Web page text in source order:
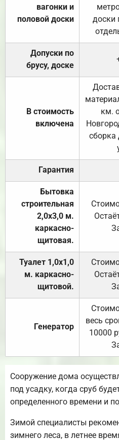
вагонки и
половой доски
доски
Допуски по
брусу, доске
В стоимость
включена
км.
Гарантия
Бытовка
строительная
2,0х3,0 м.
каркасно-
щитовая.
Туалет 1,0х1,0
м. каркасно-
щитовой.
Генератор
весь
10000
Сооружение дома
под усадку, когда сруб
определенного времени и
Зимой специалисты
зимнего леса, в летнее